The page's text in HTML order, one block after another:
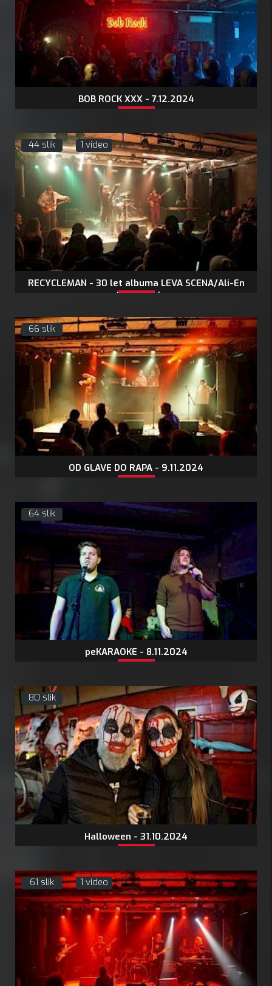
BOB ROCK XXX - 7.12.2024
44 slik 1 video
RECYCLEMAN - 30 let albuma LEVA SCENA/Ali-En
- 15.11.2024
66 slik
OD GLAVE DO RAPA - 9.11.2024
64 slik
peKARAOKE - 8.11.2024
80 slik
Halloween - 31.10.2024
61 slik 1 video